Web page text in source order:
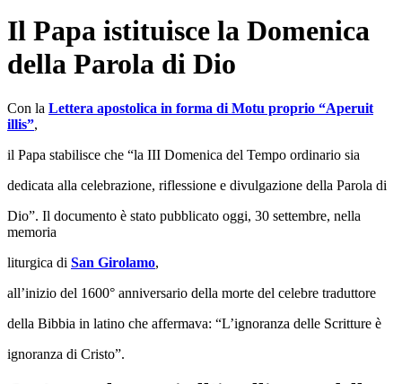
Il Papa istituisce la Domenica
della Parola di Dio
Con la Lettera apostolica in forma di Motu proprio “Aperuit
illis”,
il Papa stabilisce che “la III Domenica del Tempo ordinario sia
dedicata alla celebrazione, riflessione e divulgazione della Parola di
Dio”. Il documento è stato pubblicato oggi, 30 settembre, nella
memoria
liturgica di San Girolamo,
all’inizio del 1600° anniversario della morte del celebre traduttore
della Bibbia in latino che affermava: “L’ignoranza delle Scritture è
ignoranza di Cristo”.